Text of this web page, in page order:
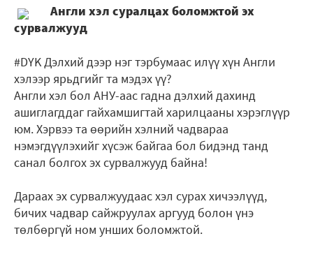
Англи хэл суралцах боломжтой эх
сурвалжууд
#DYK Дэлхий дээр нэг тэрбумаас илүү хүн Англи
хэлээр ярьдгийг та мэдэх үү?
Англи хэл бол АНУ-аас гадна дэлхий дахинд
ашиглагддаг гайхамшигтай харилцааны хэрэглүүр
юм. Хэрвээ та өөрийн хэлний чадвараа
нэмэгдүүлэхийг хүсэж байгаа бол бидэнд танд
санал болгох эх сурвалжууд байна!
Дараах эх сурвалжуудаас хэл сурах хичээлүүд,
бичих чадвар сайжруулах аргууд болон үнэ
төлбөргүй ном унших боломжтой.